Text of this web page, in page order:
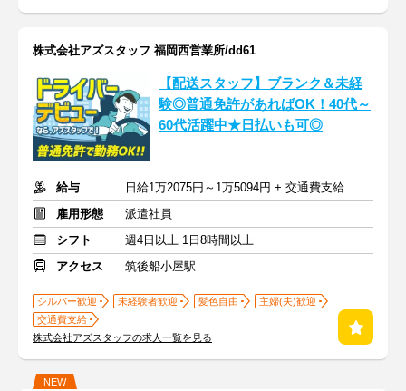
株式会社アズスタッフ 福岡西営業所/dd61
【配送スタッフ】ブランク＆未経
験◎普通免許があればOK！40代～
60代活躍中★日払いも可◎
給与
日給1万2075円～1万5094円 + 交通費支給
雇用形態
派遣社員
シフト
週4日以上 1日8時間以上
アクセス
筑後船小屋駅
シルバー歓迎 未経験者歓迎 髪色自由
主婦(夫)歓迎
交通費支給
株式会社アズスタッフの求人一覧を見る
NEW